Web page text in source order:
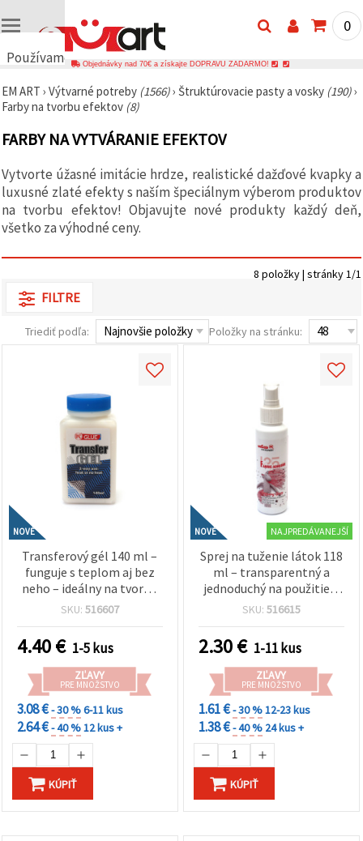
Používame
🍪
Používame
podobné
technológie,
zabezpečili
správne
fungovanie
webovej
stránky,
súhlasom
analyzovali
zobrazovali
používaním
všetkých
súborov
kliknutím
na "Prijať
všetky!"
Alebo
výberom
daného
súborov
cookie a
na tlačidlo
"Uložiť"
0
Objednávky nad 70€ a získajte DOPRAVU ZADARMO!
EM ART › Výtvarné potreby (1566)› Štruktúrovacie pasty a vosky (190)›
Farby na tvorbu efektov (8)
FARBY NA VYTVÁRANIE EFEKTOV
Vytvorte úžasné imitácie hrdze, realistické dažďové kvapky a
luxusné zlaté efekty s naším špeciálnym výberom produktov
na tvorbu efektov! Objavujte nové produkty každý deň,
všetko za výhodné ceny.
8 položky | stránky 1/1
FILTRE
Triediť podľa: Položky na stránku:
NOVÉ
Transferový gél 140 ml –
funguje s teplom aj bez
neho – ideálny na tvorbu
pôsobivých prenosov
drevo a plátno
SKU: 516607
4.40€ 1-5 kus
ZĽAVY
PRE MNOŽSTVO
3.08 €- 30 %6-11 kus
2.64 €- 40 %12 kus +
KÚPIŤ
NOVÉ NAJPREDÁVANEJŠÍ
Sprej na tuženie látok 118
ml – transparentný a
jednoduchý na použitie –
ideálny na tvarovanie
dekoračných textílií na
tvorenie a hobby
SKU: 516615
2.30€ 1-11 kus
ZĽAVY
PRE MNOŽSTVO
1.61 €- 30 %12-23 kus
1.38 €- 40 % 24 kus +
KÚPIŤ